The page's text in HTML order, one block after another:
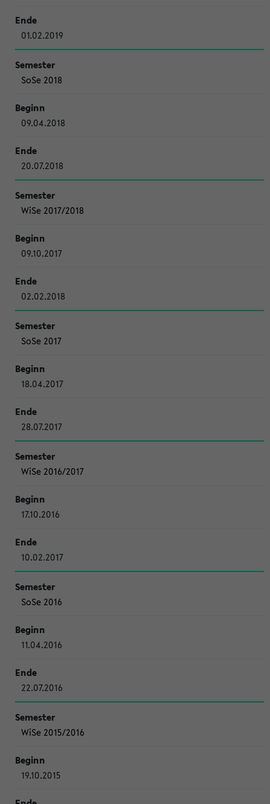
01.02.2019
SoSe 2018
09.04.2018
20.07.2018
WiSe 2017/2018
09.10.2017
02.02.2018
SoSe 2017
18.04.2017
28.07.2017
WiSe 2016/2017
17.10.2016
10.02.2017
SoSe 2016
11.04.2016
22.07.2016
WiSe 2015/2016
19.10.2015